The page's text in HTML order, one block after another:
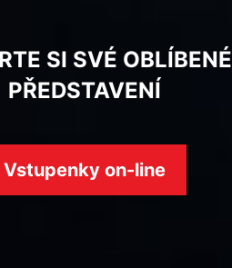
SI SVÉ OBLÍBENÉ
PŘEDSTAVENÍ
Vstupenky on-line